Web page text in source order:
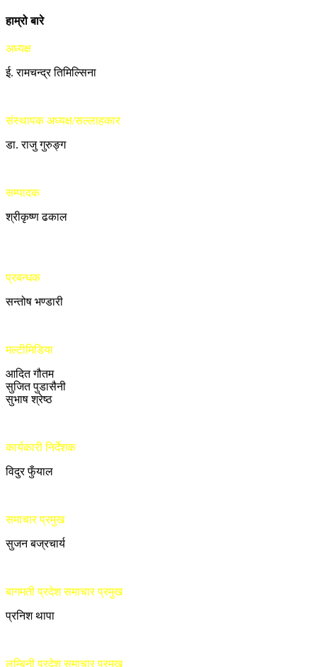
हाम्रो बारे
अध्यक्ष
ई. रामचन्द्र तिमिल्सिना
संस्थापक अध्यक्ष/सल्लाहकार
डा. राजु गुरुङ्ग
सम्पादक
श्रीकृष्ण ढकाल
प्रबन्धक
सन्तोष भण्डारी
मल्टीमिडिया
आदित गौतम
सुजित पुडासैनी
सुभाष श्रेष्ठ
कार्यकारी निर्देशक
विदुर फुँयाल
समाचार प्रमुख
सुजन बज्रचार्य
बागमती प्रदेश समाचार प्रमुख
प्रनिश थापा
लुम्बिनी प्रदेश समाचार प्रमुख